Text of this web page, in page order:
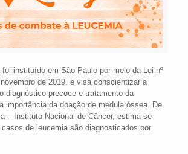
foi instituído em São Paulo por meio da Lei nº
de 2019, e visa conscientizar a
diagnóstico precoce e tratamento da
importância da doação de medula óssea. De
– Instituto Nacional de Câncer, estima-se
de leucemia são diagnosticados por